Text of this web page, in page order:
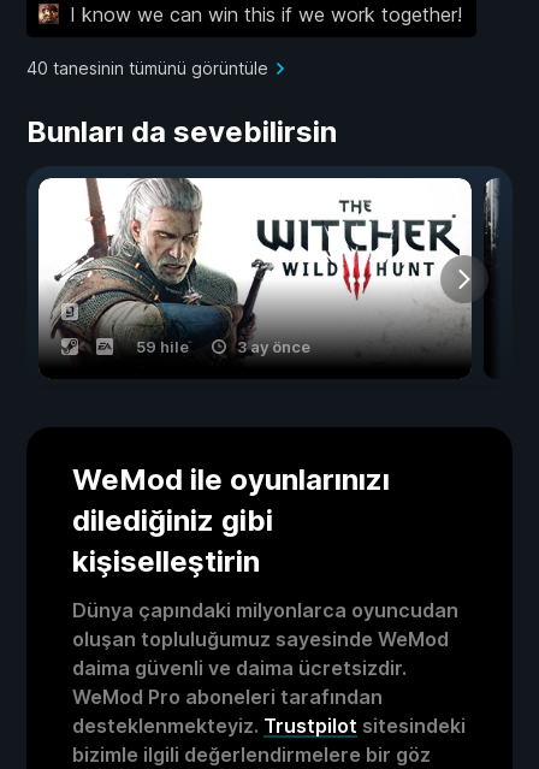
I know we can win this if we work together!
40 tanesinin tümünü görüntüle
Bunları da sevebilirsin
59 hile 3 ay önce
WeMod ile oyunlarınızı
dilediğiniz gibi
kişiselleştirin
Dünya çapındaki milyonlarca oyuncudan
oluşan topluluğumuz sayesinde WeMod
daima güvenli ve daima ücretsizdir.
WeMod Pro aboneleri tarafından
desteklenmekteyiz. Trustpilot sitesindeki
bizimle ilgili değerlendirmelere bir göz